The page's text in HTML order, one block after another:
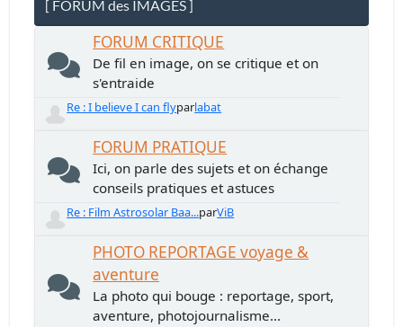
[ FORUM des IMAGES ]
FORUM CRITIQUE
De fil en image, on se critique et on
s'entraide
Re : I believe I can flyparlabat
FORUM PRATIQUE
Ici, on parle des sujets et on échange
conseils pratiques et astuces
Re : Film Astrosolar Baa...parViB
PHOTO REPORTAGE voyage &
aventure
La photo qui bouge : reportage, sport,
aventure, photojournalisme...